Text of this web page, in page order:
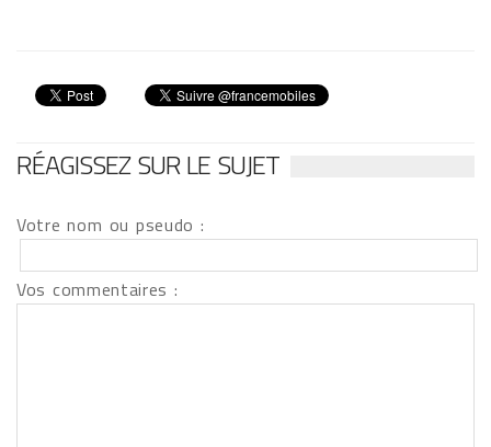
RÉAGISSEZ SUR LE SUJET
Votre nom ou pseudo :
Vos commentaires :